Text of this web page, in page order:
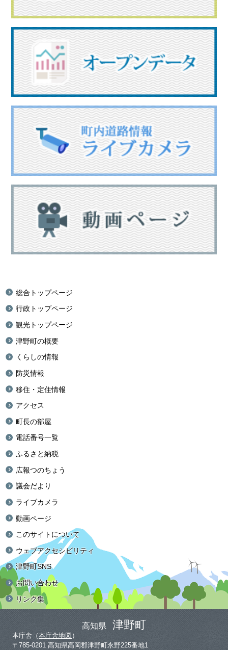
総合トップページ
行政トップページ
観光トップページ
津野町の概要
くらしの情報
防災情報
移住・定住情報
アクセス
町長の部屋
電話番号一覧
ふるさと納税
広報つのちょう
議会だより
ライブカメラ
動画ページ
このサイトについて
ウェブアクセシビリティ
津野町SNS
お問い合わせ
リンク集
高知県 津野町
本庁舎（本庁舎地図 ）
〒785-0201 高知県高岡郡津野町永野225番地1